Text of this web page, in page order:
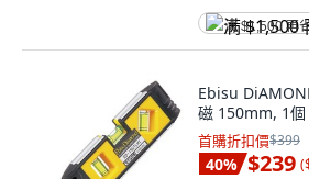
满 $1,500 再
Ebisu
磁 150mm, 1個
首購折扣價$399
40% $239 (